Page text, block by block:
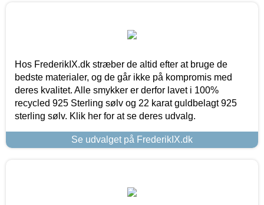
Hos FrederikIX.dk stræber de altid efter at bruge de
bedste materialer, og de går ikke på kompromis med
deres kvalitet. Alle smykker er derfor lavet i 100%
recycled 925 Sterling sølv og 22 karat guldbelagt 925
sterling sølv. Klik her for at se deres udvalg.
Se udvalget på FrederikIX.dk